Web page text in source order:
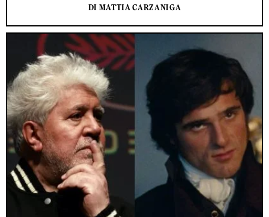
DI MATTIA CARZANIGA